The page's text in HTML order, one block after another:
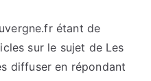
étant de
sur le sujet de Les
diffuser en répondant